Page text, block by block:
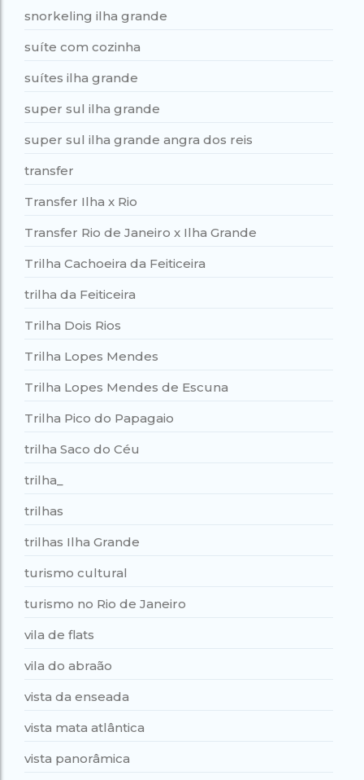
snorkeling ilha grande
suíte com cozinha
suítes ilha grande
super sul ilha grande
super sul ilha grande angra dos reis
transfer
Transfer Ilha x Rio
Transfer Rio de Janeiro x Ilha Grande
Trilha Cachoeira da Feiticeira
trilha da Feiticeira
Trilha Dois Rios
Trilha Lopes Mendes
Trilha Lopes Mendes de Escuna
Trilha Pico do Papagaio
trilha Saco do Céu
trilha_
trilhas
trilhas Ilha Grande
turismo cultural
turismo no Rio de Janeiro
vila de flats
vila do abraão
vista da enseada
vista mata atlântica
vista panorâmica